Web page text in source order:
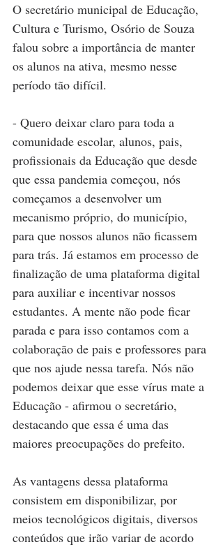
O secretário municipal de Educação,
Cultura e Turismo, Osório de Souza
falou sobre a importância de manter
os alunos na ativa, mesmo nesse
período tão difícil.
- Quero deixar claro para toda a
comunidade escolar, alunos, pais,
profissionais da Educação que desde
que essa pandemia começou, nós
começamos a desenvolver um
mecanismo próprio, do município,
para que nossos alunos não ficassem
para trás. Já estamos em processo de
finalização de uma plataforma digital
para auxiliar e incentivar nossos
estudantes. A mente não pode ficar
parada e para isso contamos com a
colaboração de pais e professores para
que nos ajude nessa tarefa. Nós não
podemos deixar que esse vírus mate a
Educação - afirmou o secretário,
destacando que essa é uma das
maiores preocupações do prefeito.
As vantagens dessa plataforma
consistem em disponibilizar, por
meios tecnológicos digitais, diversos
conteúdos que irão variar de acordo